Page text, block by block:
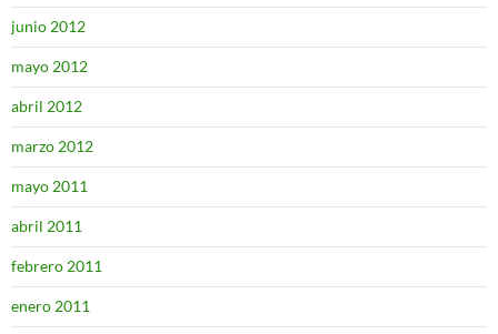
junio 2012
mayo 2012
abril 2012
marzo 2012
mayo 2011
abril 2011
febrero 2011
enero 2011